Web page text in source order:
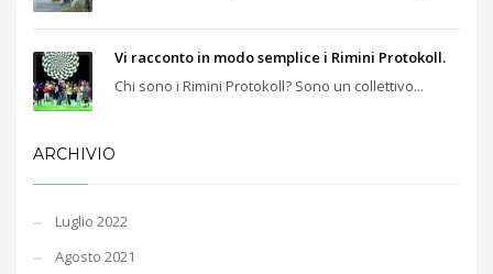
Vi racconto in modo semplice i Rimini Protokoll.
Chi sono i Rimini Protokoll? Sono un collettivo...
ARCHIVIO
Luglio 2022
Agosto 2021